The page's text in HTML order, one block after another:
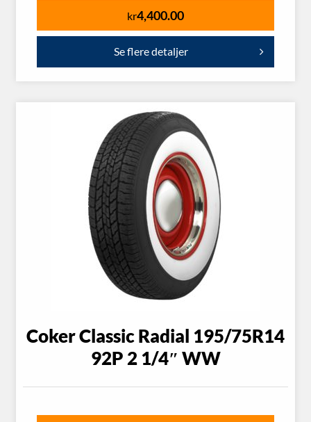
kr4,400.00
Se flere detaljer
Coker Classic Radial 195/75R14
92P 2 1/4″ WW